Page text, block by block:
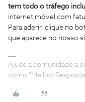
tem todo o tráfego
internet móvel com
Para aderir, clique no
que aparece no nosso
Ajude a comunidade a
como "Melhor